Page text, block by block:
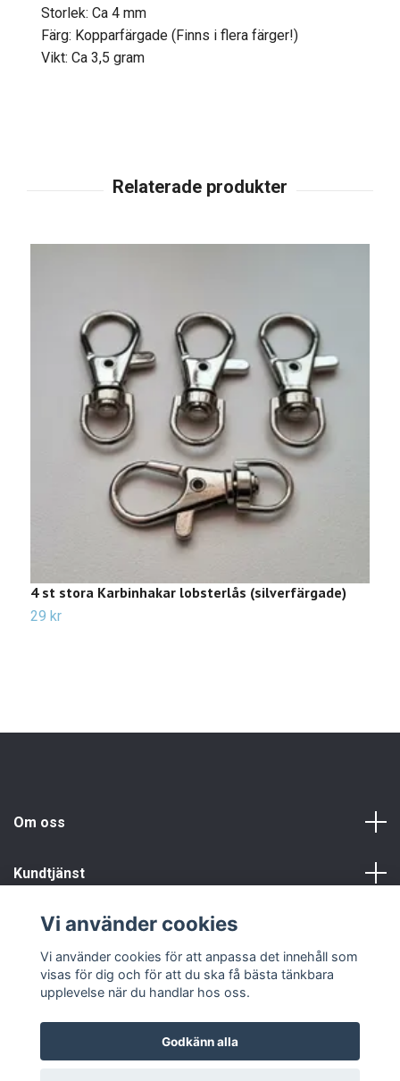
Storlek: Ca 4 mm
Färg: Kopparfärgade (Finns i flera färger!)
Vikt: Ca 3,5 gram
4 st stora Karbinhakar lobsterlås (silverfärgade)
29 kr
Om oss
Kundtjänst
Vi använder cookies
Vi använder cookies för att anpassa det innehåll som
visas för dig och för att du ska få bästa tänkbara
upplevelse när du handlar hos oss.
Godkänn alla